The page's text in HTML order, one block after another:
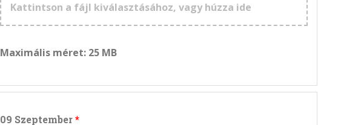
Kattintson a fájl kiválasztásához, vagy húzza ide
Maximális méret: 25 MB
09 Szeptember